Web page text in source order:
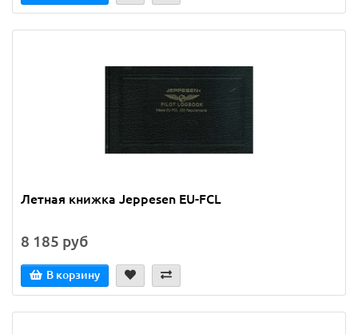
Летная книжка Jeppesen EU-FCL
8 185 руб
В корзину